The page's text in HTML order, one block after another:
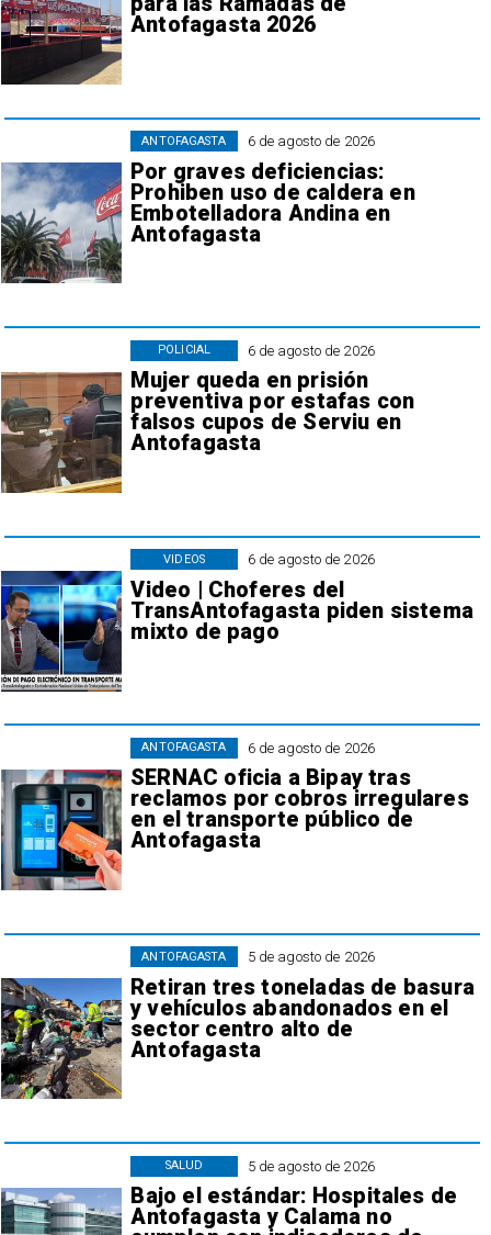
Antofagasta 2026
6 de agosto de 2026
Por graves deficiencias:
Prohiben uso de caldera en
Embotelladora Andina en
Antofagasta
ANTOFAGASTA
6 de agosto de 2026
Mujer queda en prisión
preventiva por estafas con
falsos cupos de Serviu en
Antofagasta
POLICIAL
6 de agosto de 2026
Video | Choferes del
TransAntofagasta piden sistema
mixto de pago
VIDEOS
6 de agosto de 2026
SERNAC oficia a Bipay tras
reclamos por cobros irregulares
en el transporte público de
Antofagasta
ANTOFAGASTA
5 de agosto de 2026
Retiran tres toneladas de basura
y vehículos abandonados en el
sector centro alto de
Antofagasta
ANTOFAGASTA
5 de agosto de 2026
Bajo el estándar: Hospitales de
Antofagasta y Calama no
SALUD